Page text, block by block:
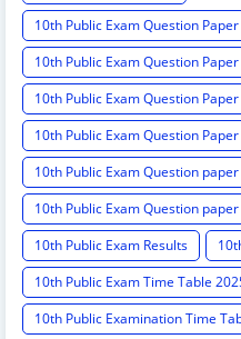
10th Public Exam Question
10th Public Exam Question
10th Public Exam Question
10th Public Exam Question
10th Public Exam Question
10th Public Exam Question
10th Public Exam Results
10th Public Exam Time Table
10th Public Examination Time